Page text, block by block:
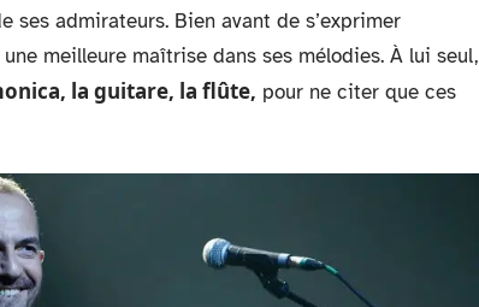
ses admirateurs. Bien avant de s’exprimer
meilleure maîtrise dans ses mélodies. À lui seul,
la guitare, la flûte, pour ne citer que ces